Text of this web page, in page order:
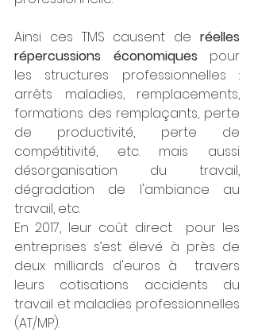
Ainsi ces TMS causent de réelles
répercussions économiques pour
les structures professionnelles :
arrêts maladies, remplacements,
formations des remplaçants, perte
de productivité, perte de
compétitivité, etc. mais aussi
désorganisation du travail,
dégradation de l'ambiance au
travail, etc.
En 2017, leur coût direct  pour les
entreprises s’est élevé à près de
deux milliards d'euros à  travers
leurs cotisations accidents du
travail et maladies professionnelles
(AT/MP).